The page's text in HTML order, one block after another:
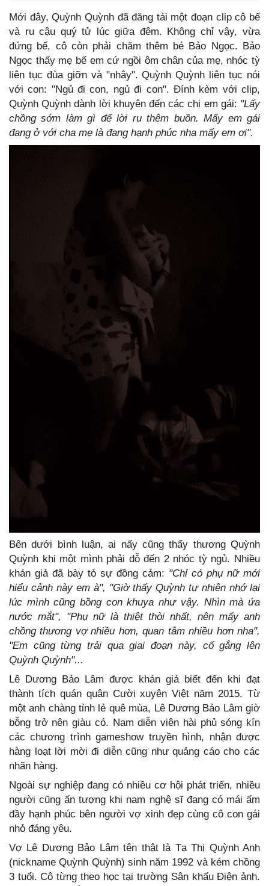
Mới đây, Quỳnh Quỳnh đã đăng tải một đoạn clip cô bế
và ru cậu quý tử lúc giữa đêm. Không chỉ vậy, vừa
đứng bế, cô còn phải chăm thêm bé Bảo Ngọc. Bảo
Ngọc thấy mẹ bế em cứ ngồi ôm chân của mẹ, nhóc tỳ
liên tục đùa giỡn và "nhây". Quỳnh Quỳnh liên tục nói
với con: "Ngủ đi con, ngủ đi con". Đính kèm với clip,
Quỳnh Quỳnh dành lời khuyên đến các chị em gái: "Lấy
chồng sớm làm gì để lời ru thêm buồn. Mấy em gái
đang ở với cha mẹ là đang hạnh phúc nha mấy em ơi".
Bên dưới bình luận, ai nấy cũng thấy thương Quỳnh
Quỳnh khi một mình phải dỗ đến 2 nhóc tỳ ngủ. Nhiều
khán giả đã bày tỏ sự đồng cảm: "Chỉ có phụ nữ mới
hiểu cảnh này em à", "Giờ thấy Quỳnh tự nhiên nhớ lại
lúc mình cũng bồng con khuya như vậy. Nhìn mà ứa
nước mắt", "Phụ nữ là thiệt thòi nhất, nên mấy anh
chồng thương vợ nhiều hơn, quan tâm nhiều hơn nha",
"Em cũng từng trải qua giai đoạn này, cố gắng lên
Quỳnh Quỳnh"...
Lê Dương Bảo Lâm được khán giả biết đến khi đạt
thành tích quán quân Cười xuyên Việt năm 2015. Từ
một anh chàng tỉnh lẻ quê mùa, Lê Dương Bảo Lâm giờ
bỗng trở nên giàu có. Nam diễn viên hài phủ sóng kín
các chương trình gameshow truyền hình, nhận được
hàng loạt lời mời đi diễn cũng như quảng cáo cho các
nhãn hàng.
Ngoài sự nghiệp đang có nhiều cơ hội phát triển, nhiều
người cũng ấn tượng khi nam nghệ sĩ đang có mái ấm
đầy hạnh phúc bên người vợ xinh đẹp cùng cô con gái
nhỏ đáng yêu.
Vợ Lê Dương Bảo Lâm tên thật là Tạ Thị Quỳnh Anh
(nickname Quỳnh Quỳnh) sinh năm 1992 và kém chồng
3 tuổi. Cô từng theo học tại trường Sân khấu Điện ảnh.